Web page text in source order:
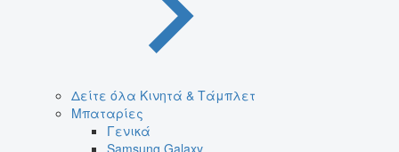
Δείτε όλα Κινητά & Τάμπλετ
Μπαταρίες
Γενικά
Samsung Galaxy